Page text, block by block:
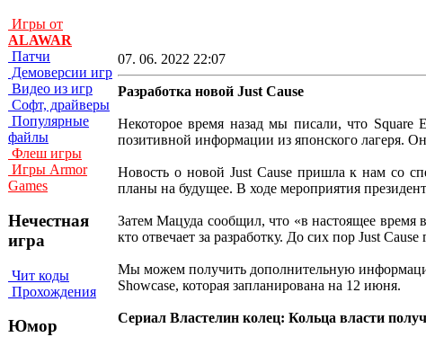
Игры от
ALAWAR
Патчи
Демоверсии игр
Видео из игр
Софт, драйверы
Популярные
файлы
Флеш игры
Игры Armor
Games
Нечестная
игра
Чит коды
Прохождения
Юмор
07. 06. 2022 22:07
Разработка новой Just Cause
Некоторое время назад мы писали, что Square
позитивной информации из японского лагеря.
Новость о новой Just Cause пришла к нам со
планы на будущее. В ходе мероприятия
Затем Мацуда сообщил, что «в настоящее время
кто отвечает за разработку. До сих пор Just
Мы можем получить дополнительную
Showcase, которая запланирована на 12 июня.
Сериал Властелин колец: Кольца власти